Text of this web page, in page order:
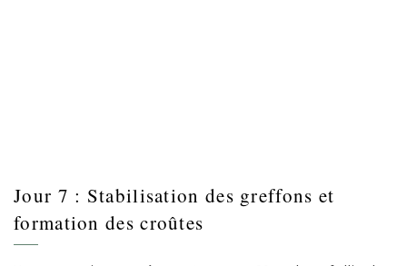
Jour 7 : Stabilisation des greffons et
formation des croûtes